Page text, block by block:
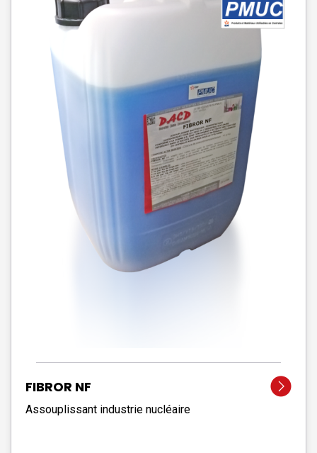
FIBROR NF
Assouplissant industrie nucléaire